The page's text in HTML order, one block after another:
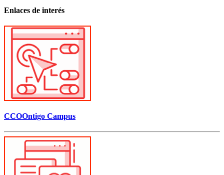
Enlaces de interés
CCOOntigo Campus